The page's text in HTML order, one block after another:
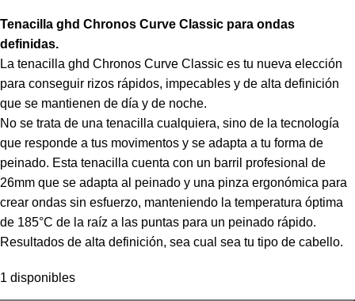
Tenacilla ghd Chronos Curve Classic para ondas
definidas.
La tenacilla ghd Chronos Curve Classic es tu nueva elección
para conseguir rizos rápidos, impecables y de alta definición
que se mantienen de día y de noche.
No se trata de una tenacilla cualquiera, sino de la tecnología
que responde a tus movimentos y se adapta a tu forma de
peinado. Esta tenacilla cuenta con un barril profesional de
26mm que se adapta al peinado y una pinza ergonómica para
crear ondas sin esfuerzo, manteniendo la temperatura óptima
de 185°C de la raíz a las puntas para un peinado rápido.
Resultados de alta definición, sea cual sea tu tipo de cabello.
1 disponibles